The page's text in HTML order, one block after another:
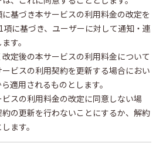
基づき本サービスの利用料金の改定を
に基づき、ユーザーに対して通知・連
す。
定後の本サービスの利用料金について
ビスの利用契約を更新する場合におい
適用されるものとします。
スの利用料金の改定に同意しない場
の更新を行わないことにするか、解約
ます。